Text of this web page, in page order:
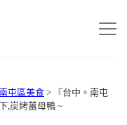
屯區美食 >
『台中。南屯
,炭烤薑母鴨 ~